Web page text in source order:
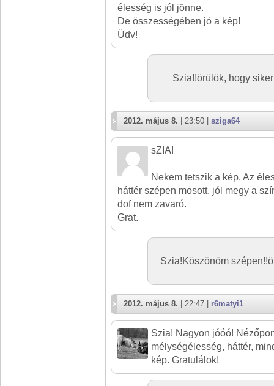
élesség is jól jönne.
De összességében jó a kép!
Üdv!
Szia!!örülök, hogy
2012. május 8. | 23:50 | sziga64
sZIA!
Nekem tetszik a kép. Az
háttér szépen mosott, jól megy a
dof nem zavaró.
Grat.
Szia!Köszönöm
2012. május 8. | 22:47 | r6matyi1
Szia! Nagyon jóóó!
mélységélesség, háttér,
kép. Gratulálok!